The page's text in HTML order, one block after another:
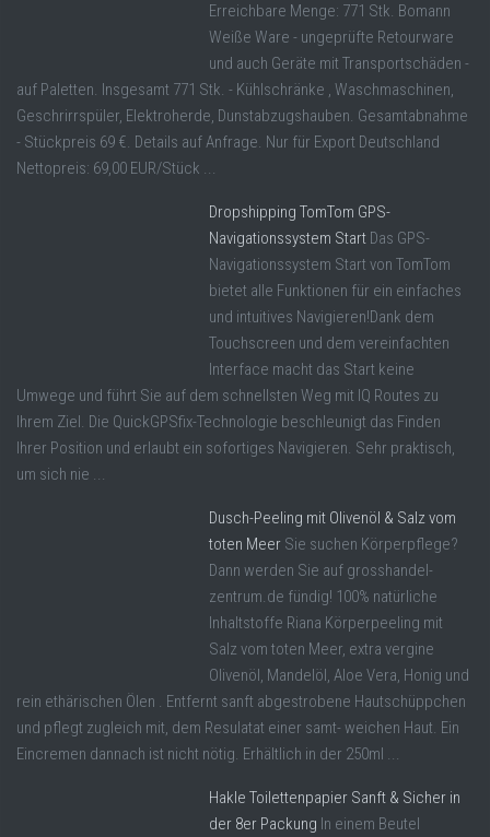
Erreichbare Menge: 771 Stk. Bomann
Weiße Ware - ungeprüfte Retourware
und auch Geräte mit Transportschäden -
auf Paletten. Insgesamt 771 Stk. - Kühlschränke , Waschmaschinen,
Geschrirrspüler, Elektroherde, Dunstabzugshauben. Gesamtabnahme
- Stückpreis 69 €. Details auf Anfrage. Nur für Export Deutschland
Nettopreis: 69,00 EUR/Stück ...
Dropshipping TomTom GPS-
Navigationssystem Start Das GPS-
Navigationssystem Start von TomTom
bietet alle Funktionen für ein einfaches
und intuitives Navigieren!Dank dem
Touchscreen und dem vereinfachten
Interface macht das Start keine
Umwege und führt Sie auf dem schnellsten Weg mit IQ Routes zu
Ihrem Ziel. Die QuickGPSfix-Technologie beschleunigt das Finden
Ihrer Position und erlaubt ein sofortiges Navigieren. Sehr praktisch,
um sich nie ...
Dusch-Peeling mit Olivenöl & Salz vom
toten Meer Sie suchen Körperpflege?
Dann werden Sie auf grosshandel-
zentrum.de fündig! 100% natürliche
Inhaltstoffe Riana Körperpeeling mit
Salz vom toten Meer, extra vergine
Olivenöl, Mandelöl, Aloe Vera, Honig und
rein ethärischen Ölen . Entfernt sanft abgestrobene Hautschüppchen
und pflegt zugleich mit, dem Resulatat einer samt- weichen Haut. Ein
Eincremen dannach ist nicht nötig. Erhältlich in der 250ml ...
Hakle Toilettenpapier Sanft & Sicher in
der 8er Packung In einem Beutel